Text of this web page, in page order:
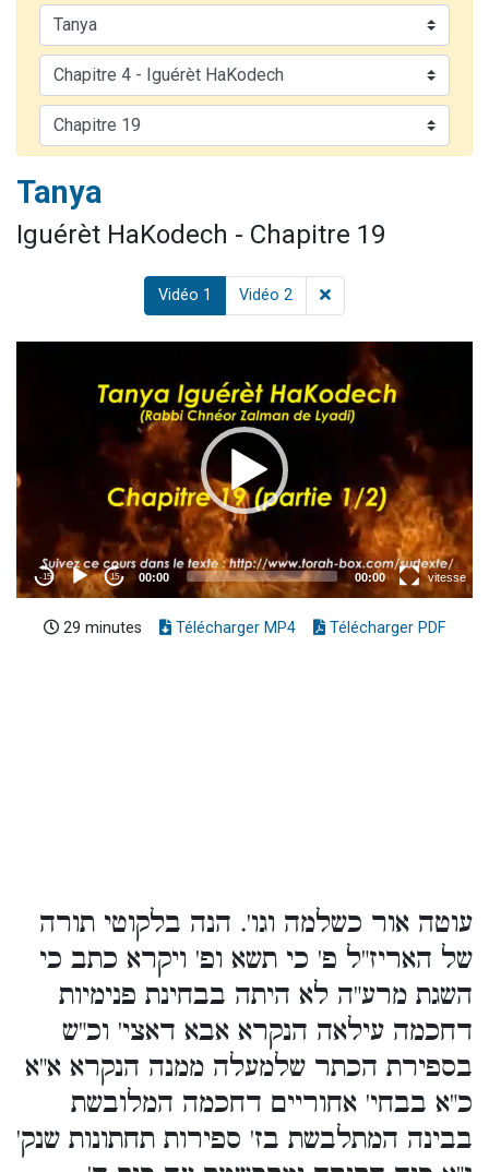
30 personnes viennent de faire un don pour Sauvez la jambe de Yohan
Il reste 49 places pour étudier en groupe sur Zoom
12 nouvelles musiques dans Torah-Box Music
29 personnes viennent de demander une bénédiction
Tanya
Iguérèt HaKodech - Chapitre 19
Vidéo 1 Vidéo 2
29 minutes Télécharger MP4 Télécharger PDF
עוטה אור כשלמה וגו'. הנה בלקוטי תורה
של האריז"ל פ' כי תשא ופ' ויקרא כתב כי
השגת מרע"ה לא היתה בבחינת פנימיות
דחכמה עילאה הנקרא אבא דאצי' וכ"ש
בספירת הכתר שלמעלה ממנה הנקרא א"א
כ"א בבחי' אחוריים דחכמה המלובשת
בבינה המתלבשת בז' ספירות תחתונות שנק'